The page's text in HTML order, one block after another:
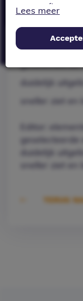
Editor:
duidelijk
sneller ziet en
Editor:
geselecteerde
duidelijk
sneller ziet en
TERUG
voor geeft.
Als u meer wilt
gebruiken, de
worden en over
de pagina op
Lees meer